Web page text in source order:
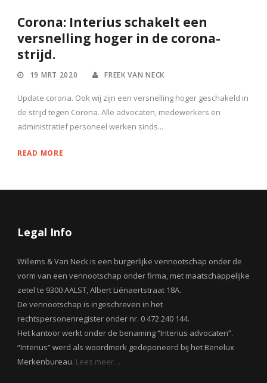
Corona: Interius schakelt een
versnelling hoger in de corona-
strijd.
19 MRT 2020 FREEK VAN NECK
Update corona. Ook wij zijn een versnelling hoger geschakeld in
de strijd tegen Corona. Alle advocaten, medewerkers en
administratief personeel werken sinds...
READ MORE
Legal Info
Willems & Van Neck is een burgerlijke vennootschap onder de
vorm van een vennootschap onder firma, met maatschappelijke
zetel te 9300 AALST, Albert Liénaertstraat 18A.
De vennootschap is ingeschreven in het
rechtspersonenregister onder nr. 0 472 240 144.
Het kantoor werkt onder de benaming “Interius advocaten”.
“Interius” werd als woordmerk gedeponeerd bij het Benelux
Merkenbureau. Lees meer…